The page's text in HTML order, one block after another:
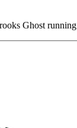
Ghost running